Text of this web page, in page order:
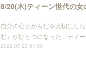
8/20(木)ティーン世代の女
自分の心とからだを大切にし
む』がひとつになった、ティ
2026.07.22 01:00